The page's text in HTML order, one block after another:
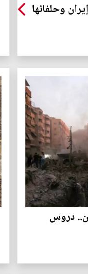
وحلفائها
دروس